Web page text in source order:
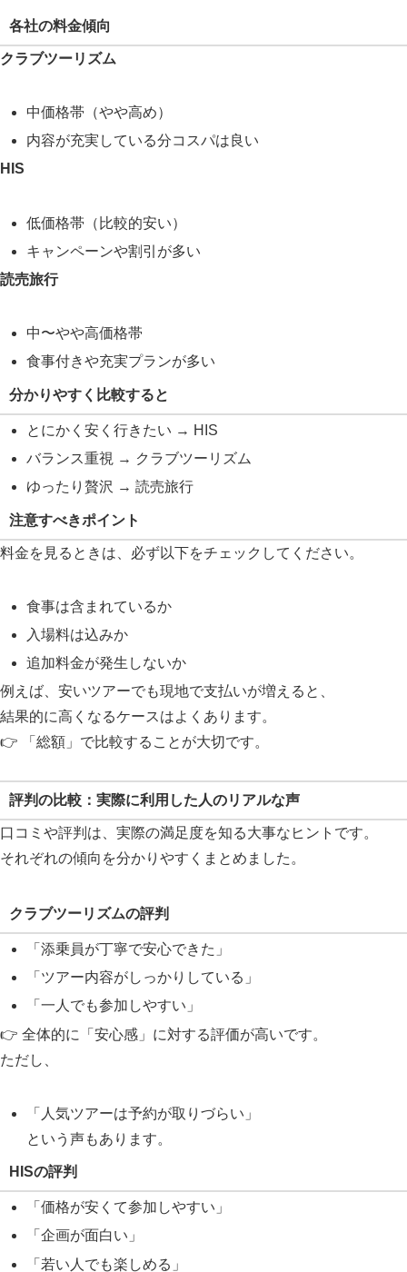
各社の料金傾向
クラブツーリズム
中価格帯（やや高め）
内容が充実している分コスパは良い
HIS
低価格帯（比較的安い）
キャンペーンや割引が多い
読売旅行
中〜やや高価格帯
食事付きや充実プランが多い
分かりやすく比較すると
とにかく安く行きたい → HIS
バランス重視 → クラブツーリズム
ゆったり贅沢 → 読売旅行
注意すべきポイント
料金を見るときは、必ず以下をチェックしてください。
食事は含まれているか
入場料は込みか
追加料金が発生しないか
例えば、安いツアーでも現地で支払いが増えると、
結果的に高くなるケースはよくあります。
👉 「総額」で比較することが大切です。
評判の比較：実際に利用した人のリアルな声
口コミや評判は、実際の満足度を知る大事なヒントです。
それぞれの傾向を分かりやすくまとめました。
クラブツーリズムの評判
「添乗員が丁寧で安心できた」
「ツアー内容がしっかりしている」
「一人でも参加しやすい」
👉 全体的に「安心感」に対する評価が高いです。
ただし、
「人気ツアーは予約が取りづらい」
という声もあります。
HISの評判
「価格が安くて参加しやすい」
「企画が面白い」
「若い人でも楽しめる」